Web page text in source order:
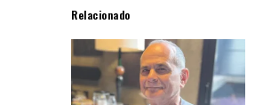
Relacionado